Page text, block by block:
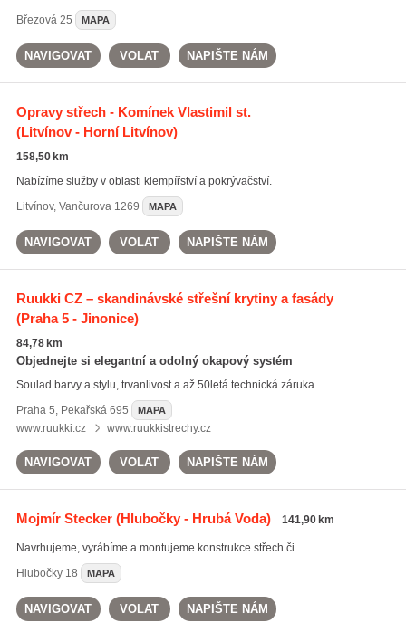
Březová25 MAPA
NAVIGOVAT VOLAT NAPIŠTE NÁM
Opravy střech - Komínek Vlastimil st.
(Litvínov - Horní Litvínov)
158,50 km
Nabízíme služby v oblasti klempířství a pokrývačství.
Litvínov, Vančurova 1269 MAPA
NAVIGOVAT VOLAT NAPIŠTE NÁM
Ruukki CZ – skandinávské střešní krytiny a fasády
(Praha 5 - Jinonice)
84,78 km
Objednejte si elegantní a odolný okapový systém
Soulad barvy a stylu, trvanlivost a až 50letá technická záruka. ...
Praha 5, Pekařská 695 MAPA
www.ruukki.cz www.ruukkistrechy.cz
NAVIGOVAT VOLAT NAPIŠTE NÁM
Mojmír Stecker(Hlubočky - Hrubá Voda) 141,90 km
Navrhujeme, vyrábíme a montujeme konstrukce střech či ...
Hlubočky18 MAPA
NAVIGOVAT VOLAT NAPIŠTE NÁM